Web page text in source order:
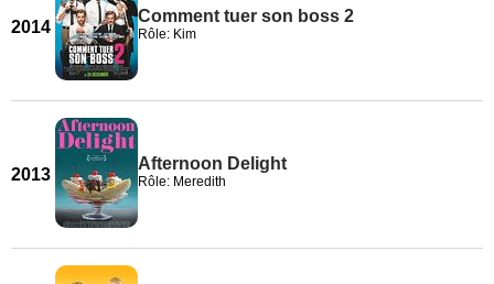
2014
Comment tuer son boss 2
Rôle: Kim
2013
Afternoon Delight
Rôle: Meredith